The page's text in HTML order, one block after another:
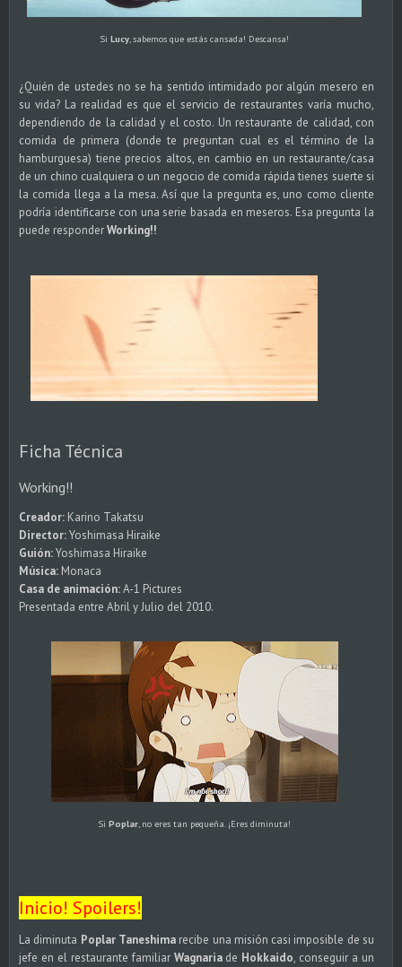
Si Lucy, sabemos que estás cansada! Descansa!
¿Quién de ustedes no se ha sentido intimidado por algún mesero en
su vida? La realidad es que el servicio de restaurantes varía mucho,
dependiendo de la calidad y el costo. Un restaurante de calidad, con
comida de primera (donde te preguntan cual es el término de la
hamburguesa) tiene precios altos, en cambio en un restaurante/casa
de un chino cualquiera o un negocio de comida rápida tienes suerte si
la comida llega a la mesa. Así que la pregunta es, uno como cliente
podría identificarse con una serie basada en meseros. Esa pregunta la
puede responderWorking!!
Ficha Técnica
Working!!
Creador: Karino Takatsu
Director:Yoshimasa Hiraike
Guión:Yoshimasa Hiraike
Música: Monaca
Casa de animación:A-1 Pictures
Presentada entre Abril y Julio del 2010.
Si Poplar , no eres tan pequeña. ¡Eres diminuta!
Inicio! Spoilers!
La diminuta Poplar Taneshimarecibe una misión casi imposible de su
jefe en el restaurante familiar Wagnaria de Hokkaido, conseguir a un